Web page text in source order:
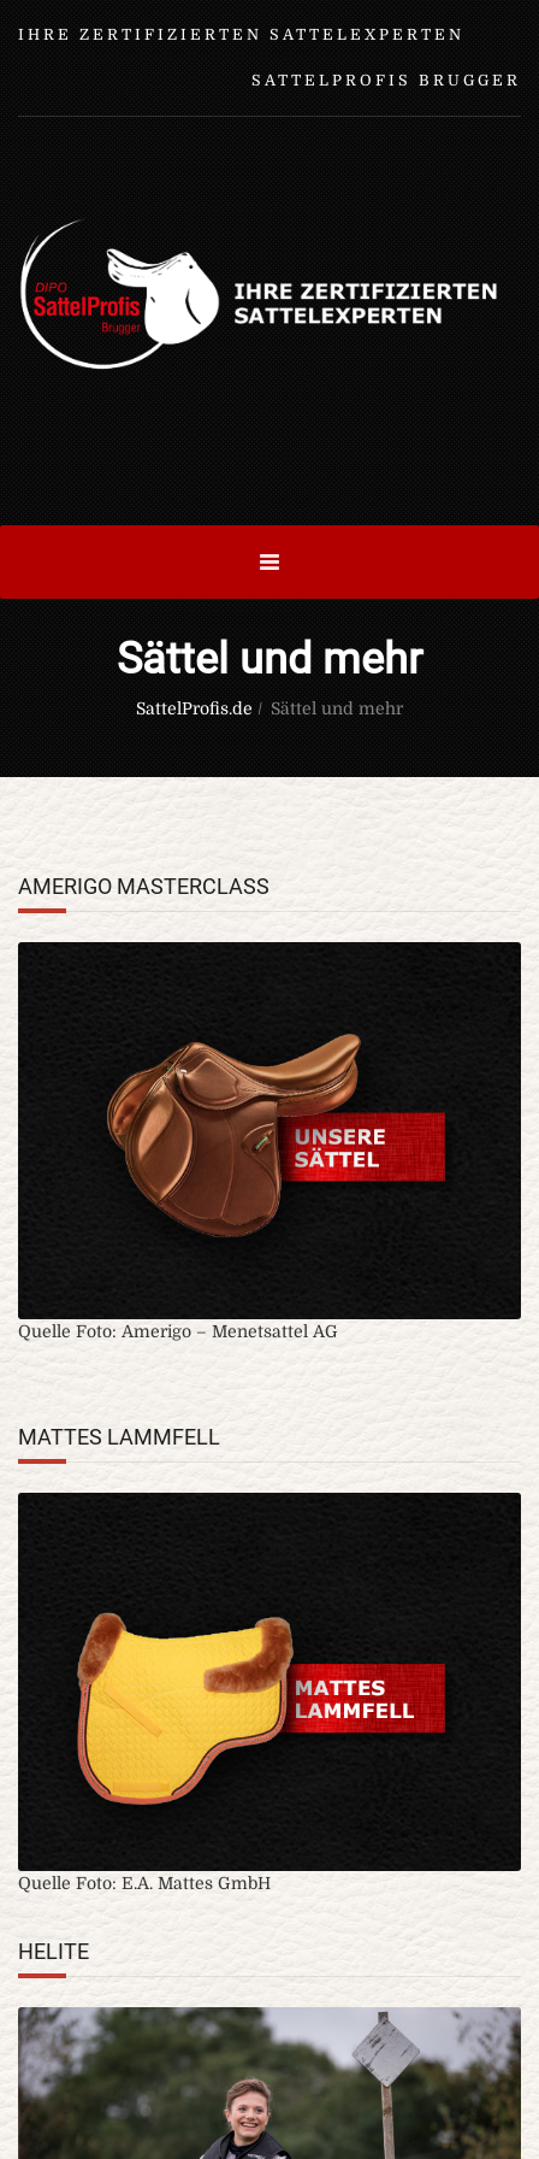
IHRE ZERTIFIZIERTEN SATTELEXPERTEN
SATTELPROFIS BRUGGER
Sättel und mehr
SattelProfis.de / Sättel und mehr
AMERIGO MASTERCLASS
Quelle Foto: Amerigo – Menetsattel AG
MATTES LAMMFELL
Quelle Foto: E.A. Mattes GmbH
HELITE